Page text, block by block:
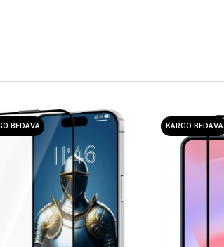
BEDAVA KARGO BEDAVA